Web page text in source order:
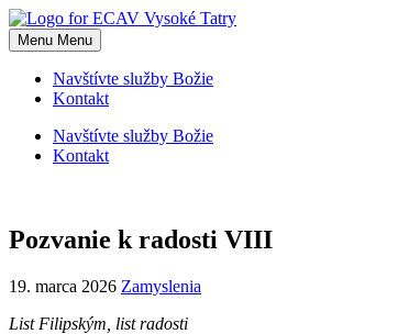
Skip
to
content
Menu Menu
Navštívte služby Božie
Kontakt
Navštívte služby Božie
Kontakt
Pozvanie k radosti VIII
19. marca 2026 Zamyslenia
List Filipským, list radosti